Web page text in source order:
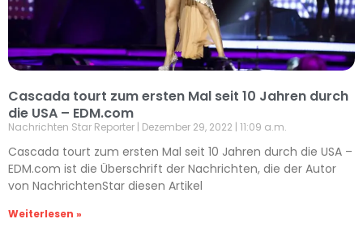
Cascada tourt zum ersten Mal seit 10 Jahren durch
die USA – EDM.com
Nachrichten Star Reporter Dezember 29, 2022 11:09 a.m.
Cascada tourt zum ersten Mal seit 10 Jahren durch die USA –
EDM.com ist die Überschrift der Nachrichten, die der Autor
von NachrichtenStar diesen Artikel
Weiterlesen »